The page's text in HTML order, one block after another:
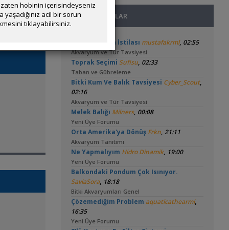
SON MESAJLAR
Tankta Yosun İstilası mustafakrml, 02:55
Akvaryum ve Tür Tavsiyesi
Toprak Seçimi Sufisu, 02:33
Taban ve Gübreleme
Bitki Kum Ve Balık Tavsiyesi Cyber_Scout,
02:16
Akvaryum ve Tür Tavsiyesi
Melek Balığı Milners, 00:08
Yeni Üye Forumu
Orta Amerika'ya Dönüş Frkn,21:11
Akvaryum Tanıtımı
Ne Yapmalıyım Hidro Dinamik, 19:00
Yeni Üye Forumu
Balkondaki Pondum Çok Isınıyor.
SaviaSora, 18:18
Bitki Akvaryumları Genel
Çözemediğim Problem aquaticathearmi,
16:35
Yeni Üye Forumu
hobinin içerisindeyseniz
acil bir sorun
tıklayabilirsiniz.